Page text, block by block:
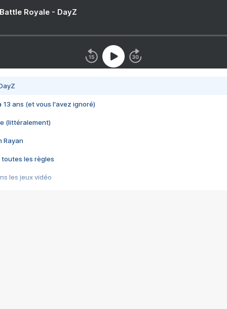
Royale - DayZ
13 ans (et vous l'avez ignoré)
(littéralement)
Rayan
toutes les règles
les jeux vidéo